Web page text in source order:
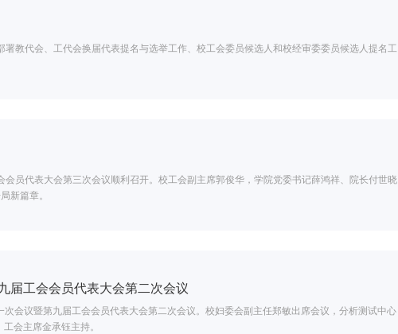
教代会、工代会换届代表提名与选举工作、校工会委员候选人和校经审委委员候选人提名工
员代表大会第三次会议顺利召开。校工会副主席郭俊华，学院党委书记薛鸿祥、院长付世晓
新篇章。
届工会会员代表大会第二次会议
会议暨第九届工会会员代表大会第二次会议。校妇委会副主任郑敏出席会议，分析测试中心
会主席金承钰主持。